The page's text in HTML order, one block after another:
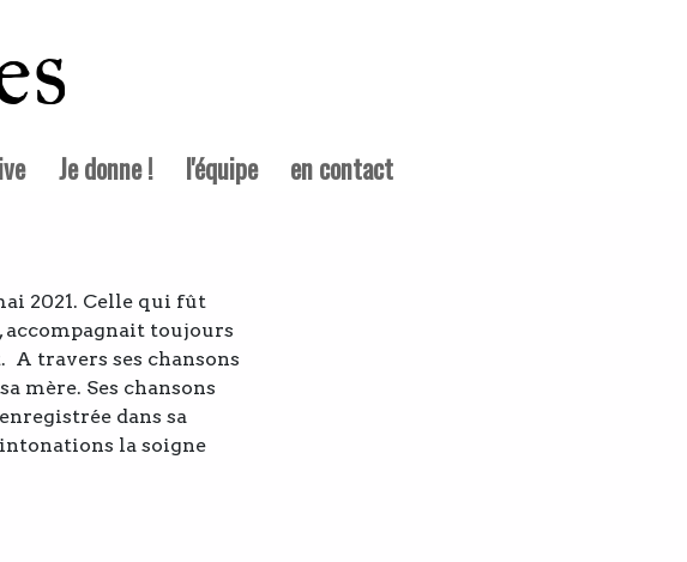
Je donne ! l'équipe en contact
2021. Celle qui fût
, accompagnait toujours
A travers ses chansons
mère. Ses chansons
dans sa
la soigne